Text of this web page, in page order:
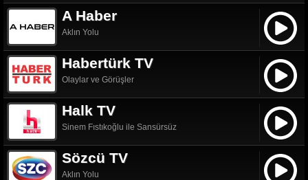
A Haber
Aklın Yolu
Habertürk TV
Olaylar ve Görüşler
Halk TV
Sinem Fıstıkoğlu ile Sansürsüz
Sözcü TV
Aklın Yolu